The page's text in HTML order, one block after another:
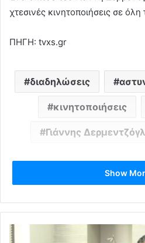
χτεσινές κινητοποιήσεις σε
ΠΗΓΗ: tvxs.gr
διαδηλώσεις
κινητοποιήσεις
Γιάννης
Show